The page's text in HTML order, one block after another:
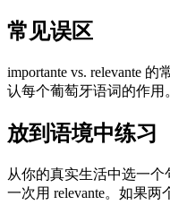
常见误区
importante vs. relevante
认每个葡萄牙语词的作用
放到语境中练习
从你的真实生活中选一个
一次用 relevante。如果两